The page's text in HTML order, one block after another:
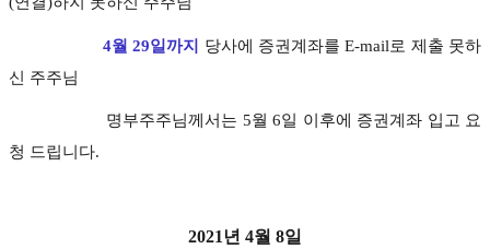
4월 29일까지
당사에 증권계좌를 E-mail로 제출 못하
신 주주님
명부주주님께서는 5월 6일 이후에 증권계좌 입고 요
청 드립니다.
2021년 4월 8일